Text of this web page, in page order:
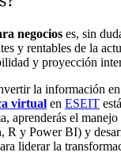
negocios es, sin
y rentables de la
y proyección
la información
virtual en ESEIT
aprenderás el
R y Power BI) y
liderar la